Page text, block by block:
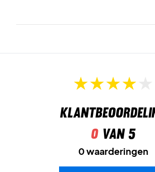
0van 5
0 waarderingen